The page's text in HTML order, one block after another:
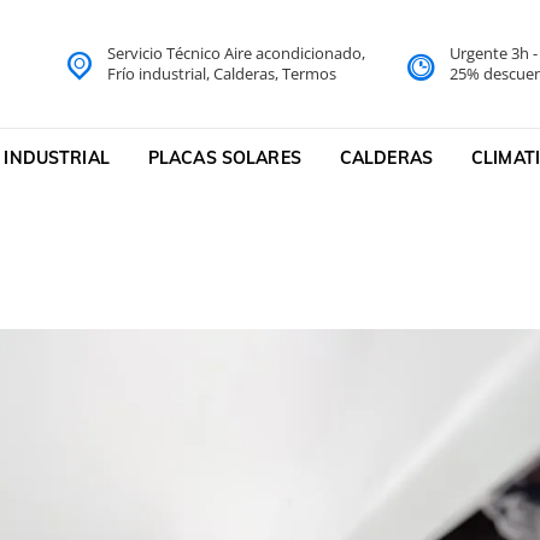
Barcelona Servicio
INDUSTRIAL PLACAS SOLARES CALDERAS
Urgente 3h
25%
Servicio Técnico Aire acondicionado,
Frío industrial, Calderas, Termos